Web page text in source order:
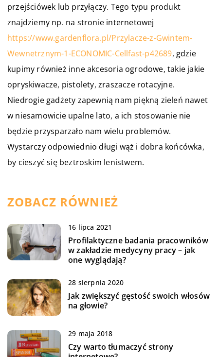
przejściówek lub przyłączy. Tego typu produkt
znajdziemy np. na stronie internetowej
https://www.gardenflora.pl/Przylacze-z-Gwintem-
Wewnetrznym-1-ECONOMIC-Cellfast-p42689, gdzie
kupimy również inne akcesoria ogrodowe, takie jakie
opryskiwacze, pistolety, zraszacze rotacyjne.
Niedrogie gadżety zapewnią nam piękną zieleń nawet
w niesamowicie upalne lato, a ich stosowanie nie
będzie przysparzało nam wielu problemów.
Wystarczy odpowiednio długi wąż i dobra końcówka,
by cieszyć się beztroskim lenistwem.
ZOBACZ RÓWNIEŻ
16 lipca 2021
Profilaktyczne badania pracowników
w zakładzie medycyny pracy – jak
one wyglądają?
28 sierpnia 2020
Jak zwiększyć gęstość swoich włosów
na głowie?
29 maja 2018
Czy warto tłumaczyć strony